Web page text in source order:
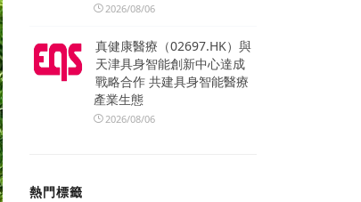
2026/08/06
真健康醫療（02697.HK）與
天津具身智能創新中心達成
戰略合作 共建具身智能醫療
產業生態
2026/08/06
熱門標籤